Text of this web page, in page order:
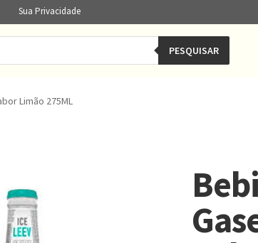
Sua Privacidade
PESQUISAR
Limão 275ML